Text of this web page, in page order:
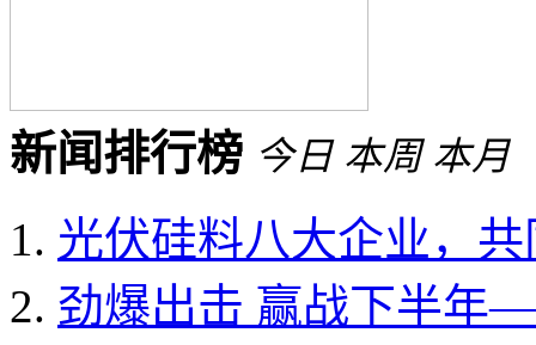
新闻排行榜 今日 本周 本月
光伏硅料八大企业，
劲爆出击 赢战下半年